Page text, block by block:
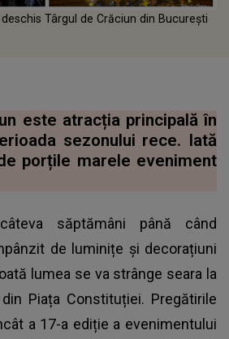
Târgul de Crăciun din București
este atracția principală în
sezonului rece. Iată
porțile marele eveniment
săptămâni până când
de luminițe și decorațiuni
lumea se va strânge seara la
Piața Constituției. Pregătirile
a 17-a ediție a evenimentului